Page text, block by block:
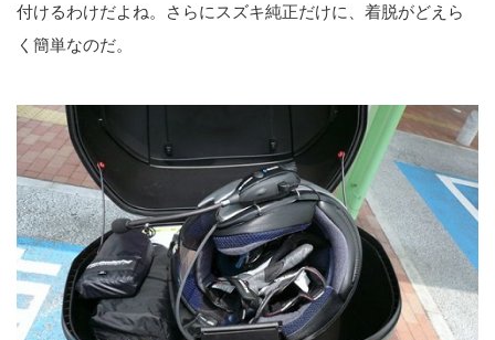
付けるわけだよね。さらにスズキ純正だけに、着脱がどえら
く簡単なのだ。